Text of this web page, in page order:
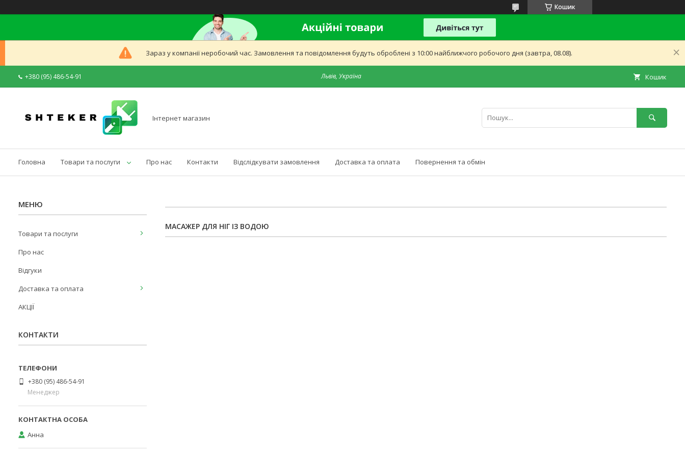
Кошик
Зараз у компанії неробочий час. Замовлення та повідомлення будуть оброблені з 10:00 найближчого робочого дня (завтра, 08.08).
+380 (95) 486-54-91 Львів, Україна Кошик
Інтернет магазин
Головна Товари та послуги Про нас Контакти Відслідкувати замовлення Доставка та оплата Повернення та обмін
МАСАЖЕР ДЛЯ НІГ ІЗ ВОДОЮ
Товари та послуги
Про нас
Відгуки
Доставка та оплата
АКЦІЇ
КОНТАКТИ
+380 (95) 486-54-91
Менеджер
Анна